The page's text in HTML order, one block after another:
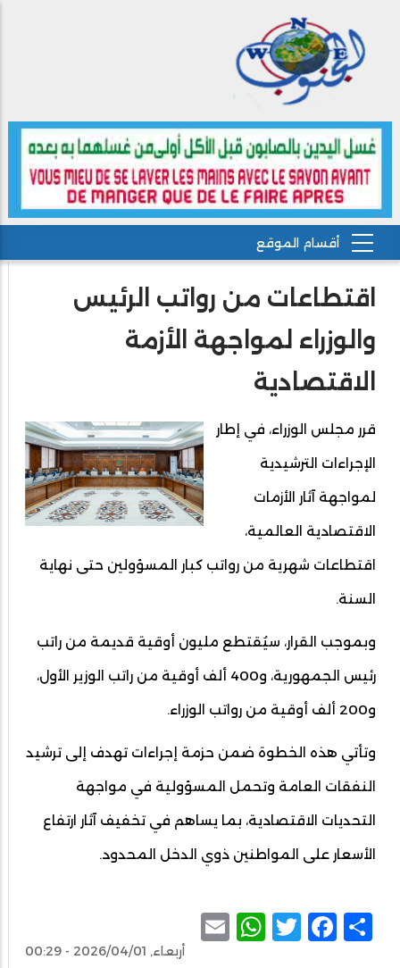
اقتطاعات من رواتب الرئيس
والوزراء لمواجهة الأزمة
الاقتصادية
قرر مجلس الوزراء، في إطار
الإجراءات الترشيدية
لمواجهة آثار الأزمات
الاقتصادية العالمية،
اقتطاعات شهرية من رواتب كبار المسؤولين حتى نهاية
السنة.
وبموجب القرار، سيُقتطع مليون أوقية قديمة من راتب
رئيس الجمهورية، و400 ألف أوقية من راتب الوزير الأول،
و200 ألف أوقية من رواتب الوزراء.
وتأتي هذه الخطوة ضمن حزمة إجراءات تهدف إلى ترشيد
النفقات العامة وتحمل المسؤولية في مواجهة
التحديات الاقتصادية، بما يساهم في تخفيف آثار ارتفاع
الأسعار على المواطنين ذوي الدخل المحدود.
Share
Facebook
Twitter
WhatsApp
أربعاء, 2026/04/01 - 00:29